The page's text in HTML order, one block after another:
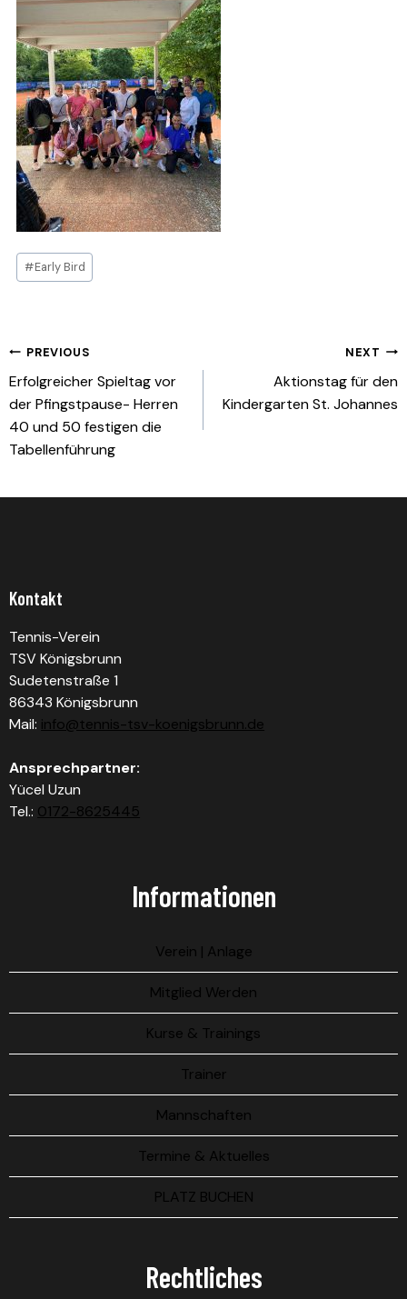
Post
Tags:
#Early Bird
Beitragsnavigation
PREVIOUS
Erfolgreicher Spieltag vor
der Pfingstpause- Herren
40 und 50 festigen die
Tabellenführung
NEXT
Aktionstag für den
Kindergarten St. Johannes
Kontakt
Tennis-Verein
TSV Königsbrunn
Sudetenstraße 1
86343 Königsbrunn
Mail: info@tennis-tsv-koenigsbrunn.de
Ansprechpartner:
Yücel Uzun
Tel.: 0172-8625445
Informationen
Verein | Anlage
Mitglied Werden
Kurse & Trainings
Trainer
Mannschaften
Termine & Aktuelles
PLATZ BUCHEN
Rechtliches